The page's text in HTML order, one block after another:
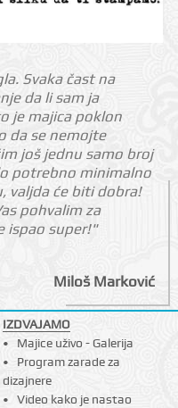
Svaka čast na
da li sam ja
je majica poklon
da se nemojte
još jednu samo broj
potrebno minimalno
valjda će biti dobra!
pohvalim za
ispao super!"
Miloš Marković
IZDVAJAMO
Majice uživo - Galerija
Program zarade za
dizajnere
Video kako je nastao